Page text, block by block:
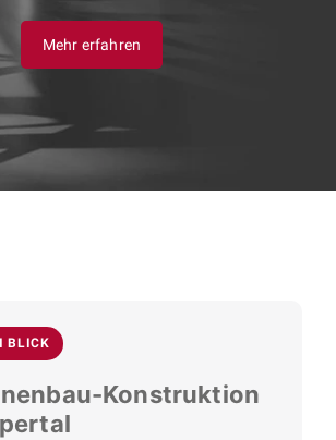
Mehr erfahren
BLICK
Konstruktion